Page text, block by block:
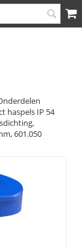
haspels IP 54
601.050